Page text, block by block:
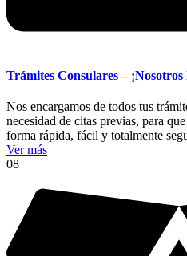
Trámites Consulares –
Nos encargamos de todos tus
necesidad de citas previas, para
forma rápida, fácil y totalmente
Ver más
08